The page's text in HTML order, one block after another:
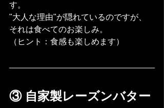
す。
"大人な理由"が隠れているのですが、
それは食べてのお楽しみ。
（ヒント：食感も楽しめます）
③ 自家製レーズンバター